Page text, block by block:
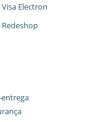
Visa Electron
Redeshop
entrega